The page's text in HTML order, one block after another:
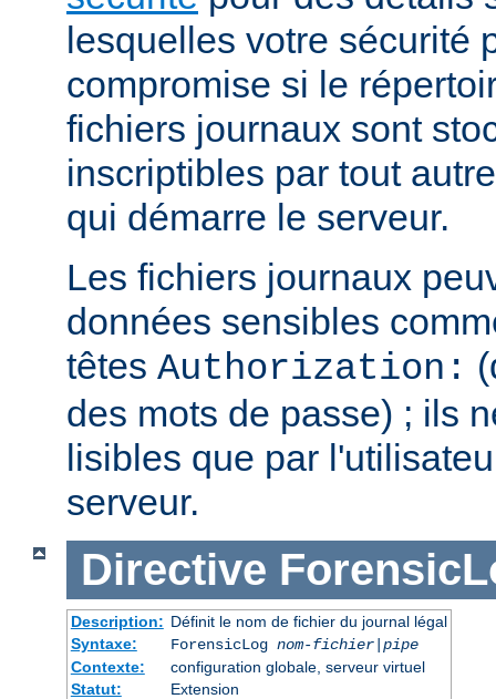
lesquelles votre sécurité
compromise si le
fichiers journaux sont
inscriptibles par tout
qui démarre le serveur.
Les fichiers journaux
données sensibles
têtes Authorization:
des mots de passe) ; ils
lisibles que par
serveur.
Directive
Description: Définit le nom de fichier du journal légal
Syntaxe:
ForensicLog nom-fichier| pipe
Contexte:
configuration globale, serveur virtuel
Statut:
Extension